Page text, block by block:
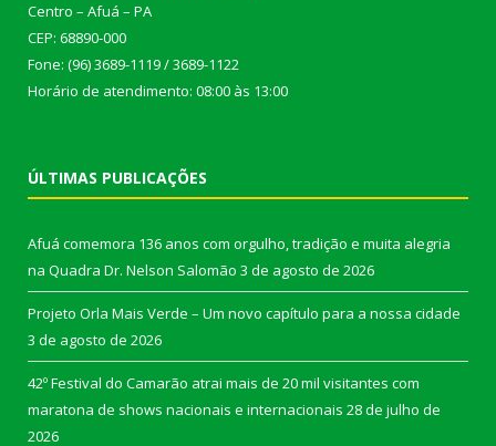
Centro – Afuá – PA
CEP: 68890-000
Fone: (96) 3689-1119 / 3689-1122
Horário de atendimento: 08:00 às 13:00
ÚLTIMAS PUBLICAÇÕES
Afuá comemora 136 anos com orgulho, tradição e muita alegria
na Quadra Dr. Nelson Salomão 3 de agosto de 2026
Projeto Orla Mais Verde – Um novo capítulo para a nossa cidade
3 de agosto de 2026
42º Festival do Camarão atrai mais de 20 mil visitantes com
maratona de shows nacionais e internacionais 28 de julho de
2026